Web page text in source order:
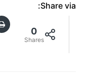
Share via:
0
Shares